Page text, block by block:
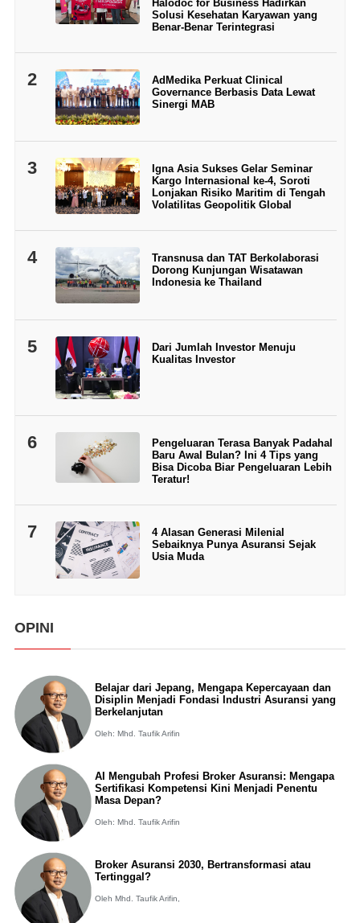
Halodoc for Business Hadirkan
Solusi Kesehatan Karyawan yang
Benar-Benar Terintegrasi
2
AdMedika Perkuat Clinical
Governance Berbasis Data Lewat
Sinergi MAB
3
Igna Asia Sukses Gelar Seminar
Kargo Internasional ke-4, Soroti
Lonjakan Risiko Maritim di Tengah
Volatilitas Geopolitik Global
4
Transnusa dan TAT Berkolaborasi
Dorong Kunjungan Wisatawan
Indonesia ke Thailand
5
Dari Jumlah Investor Menuju
Kualitas Investor
6
Pengeluaran Terasa Banyak Padahal
Baru Awal Bulan? Ini 4 Tips yang
Bisa Dicoba Biar Pengeluaran Lebih
Teratur!
7
4 Alasan Generasi Milenial
Sebaiknya Punya Asuransi Sejak
Usia Muda
OPINI
Belajar dari Jepang, Mengapa Kepercayaan dan
Disiplin Menjadi Fondasi Industri Asuransi yang
Berkelanjutan
Oleh: Mhd. Taufik Arifin
AI Mengubah Profesi Broker Asuransi: Mengapa
Sertifikasi Kompetensi Kini Menjadi Penentu
Masa Depan?
Oleh: Mhd. Taufik Arifin
Broker Asuransi 2030, Bertransformasi atau
Tertinggal?
Oleh Mhd. Taufik Arifin,